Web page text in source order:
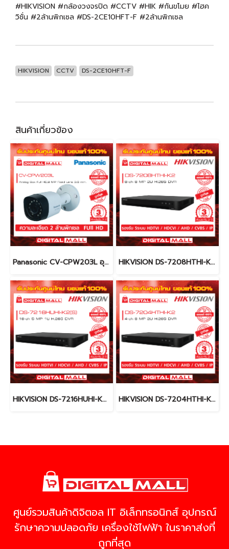
#HIKVISION #กล้องวงจรปิด #CCTV #HIK #กันขโมย #ไฮค
วิชั่น #2ล้านพิกเซล #DS-2CE10HFT-F #2ล้านพิกเซล
HIKVISION CCTV DS-2CE10HFT-F
สินค้าเกี่ยวข้อง
Panasonic CV-CPW203L อุปกรณ์กล้องวงจรปิด (CCTV) HIKVISION DS-7208HTHI-K2 เครื่องบันทึกภาพ (DVR)
HIKVISION DS-7216HUHI-K2(S) เครื่องบันทึกภาพ (DVR) HIKVISION DS-7204HTHI-K2 เครื่องบันทึกภาพ (DVR)
ศูนย์รวมสินค้าดิจิตอล IT อิเล็กทรอนิกส์ อุปกรณ์
รักษาความปลอดภัย เครื่องใช้ไฟฟ้า ในราคาส่งที่
ถูกที่สุด